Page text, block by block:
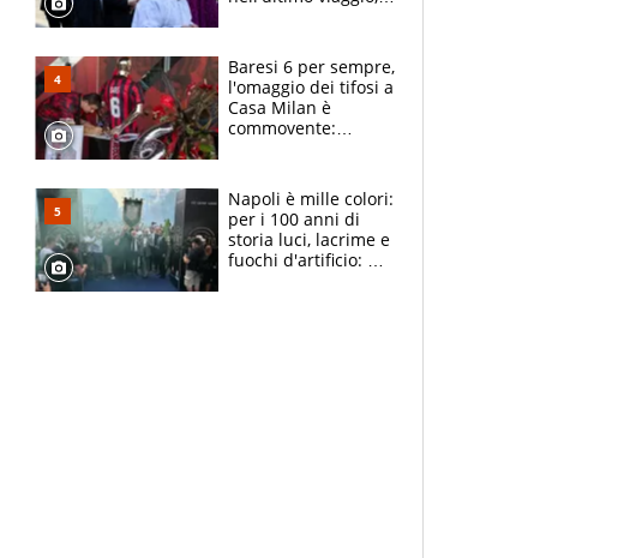
circondati
dall'affetto dei tifosi
Baresi 6 per sempre,
l'omaggio dei tifosi a
Casa Milan è
commovente:
bigliettini
Napoli è mille colori:
per i 100 anni di
storia luci, lacrime e
fuochi d'artificio: De